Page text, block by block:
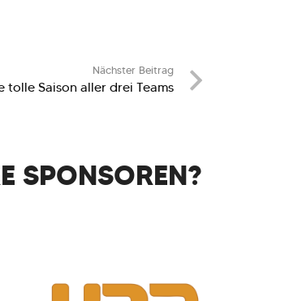
Nächster Beitrag
tolle Saison aller drei Teams
SPONSOREN?